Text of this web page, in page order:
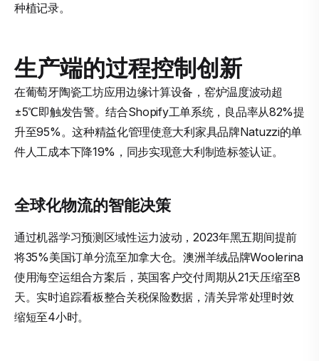
种植记录。
生产端的过程控制创新
在葡萄牙陶瓷工坊应用边缘计算设备，窑炉温度波动超
±5℃即触发告警。结合Shopify工单系统，良品率从82%提
升至95%。这种精益化管理使意大利家具品牌Natuzzi的单
件人工成本下降19%，同步实现意大利制造标签认证。
全球化物流的智能决策
通过机器学习预测区域性运力波动，2023年黑五期间提前
将35%美国订单分流至加拿大仓。澳洲羊绒品牌Woolerina
使用海空运组合方案后，英国客户交付周期从21天压缩至8
天。实时追踪看板整合关税保险数据，清关异常处理时效
缩短至4小时。